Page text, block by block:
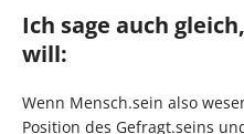
Ich sage auch
will:
Wenn Mensch.sein also
Position des Gefragt.seins